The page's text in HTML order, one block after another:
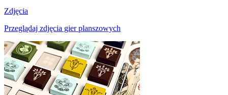
Zdjęcia
Przeglądaj zdjęcia gier planszowych